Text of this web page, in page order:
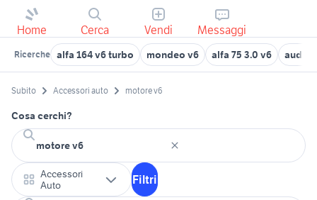
Home Cerca Vendi Messaggi
Ricerche alfa 164 v6 turbo mondeo v6 alfa 75 3.0 v6 audi tt
Subito Accessori auto motore v6
Cosa cerchi?
Accessori
Auto
Filtri